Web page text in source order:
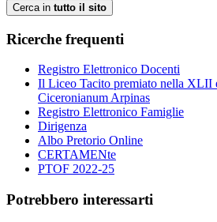
Cerca in tutto il sito
Ricerche frequenti
Registro Elettronico Docenti
Il Liceo Tacito premiato nella XLII
Ciceronianum Arpinas
Registro Elettronico Famiglie
Dirigenza
Albo Pretorio Online
CERTAMENte
PTOF 2022-25
Potrebbero interessarti